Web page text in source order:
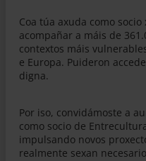
Coa túa axuda como
acompañar a máis de
contextos máis
e Europa. Puideron
digna.
Por iso, convidámoste a
como socio de
impulsando novos
realmente sexan